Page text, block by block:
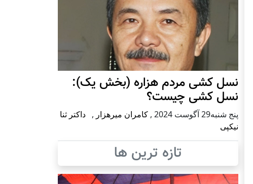
نسل کشی مردم هزاره (بخش یک):
نسل کشی چیست؟
پنج شنبه29 آگوست 2024 , کامران میرهزار , داکتر ثنا
نیکپی
تازه ترین ها